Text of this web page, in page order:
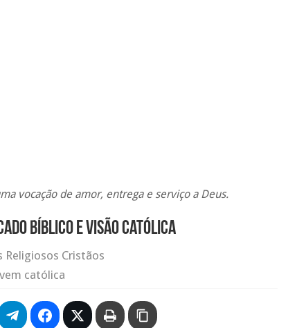
vocação de amor, entrega e serviço a Deus.
Bíblico e Visão Católica
Religiosos Cristãos
católica